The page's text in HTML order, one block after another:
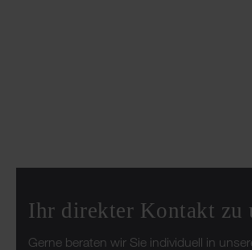
Ihr direkter Kontakt zu
Gerne beraten wir Sie individuell in